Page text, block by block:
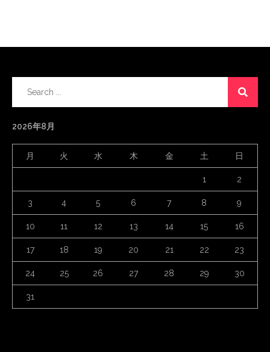
2026年8月
月 火 水 木 金 土 日
1 2
3 4 5 6 7 8 9
10 11 12 13 14 15 16
17 18 19 20 21 22 23
24 25 26 27 28 29 30
31